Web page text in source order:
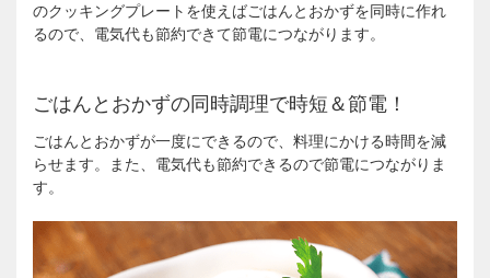
のクッキングプレートを使えばごはんとおかずを同時に作れ
るので、電気代も節約できて節電につながります。
ごはんとおかずの同時調理で時短＆節電！
ごはんとおかずが一度にできるので、料理にかける時間を減
らせます。また、電気代も節約できるので節電につながりま
す。